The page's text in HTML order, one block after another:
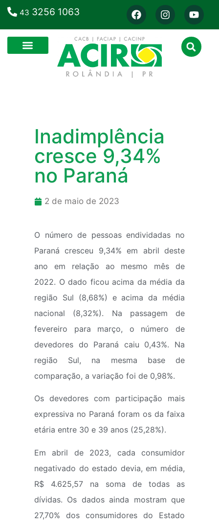
43 3256 1063
Inadimplência
cresce 9,34%
no Paraná
2 de maio de 2023
O número de pessoas endividadas no
Paraná cresceu 9,34% em abril deste
ano em relação ao mesmo mês de
2022. O dado ficou acima da média da
região Sul (8,68%) e acima da média
nacional (8,32%). Na passagem de
fevereiro para março, o número de
devedores do Paraná caiu 0,43%. Na
região Sul, na mesma base de
comparação, a variação foi de 0,98%.
Os devedores com participação mais
expressiva no Paraná foram os da faixa
etária entre 30 e 39 anos (25,28%).
Em abril de 2023, cada consumidor
negativado do estado devia, em média,
R$ 4.625,57 na soma de todas as
dívidas. Os dados ainda mostram que
27,70% dos consumidores do Estado